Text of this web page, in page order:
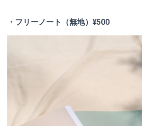
・フリーノート（無地）¥500